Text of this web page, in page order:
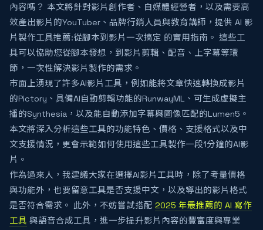
內容嗎？ 本文將針對影片創作者、自媒體經營者，以及需要高
效產出影片的YouTuber、品牌行銷人員與教育講師，提供 AI 影
片製作工具推薦:從腳本到影片一次搞定 的實用指南。 這些工
具可以協助您從腳本發想，到影片剪輯、配音、上字幕等環
節，一次性解決影片製作的需求。
市面上湧現了許多AI影片工具，例如能將文章快速轉換成影片
的Pictory、具備AI自動剪輯功能的RunwayML、可生成虛擬主
播的Synthesia，以及能自動添加字幕與圖像匹配的Lumen5。
本文將深入分析這些工具的功能特色、價格、支援格式以及中
文支援情況，更會示範如何使用這些工具製作一段1分鐘的AI影
片。
作為過來人，我建議大家在選擇AI影片工具時，除了考量價格
與功能外，也要留意工具是否支援中文，以及導出的影片格式
是否符合需求。 此外，不妨嘗試搭配 2025 年最推薦的 AI 寫作
工具 與語音合成工具，進一步提升影片內容的豐富度與專業